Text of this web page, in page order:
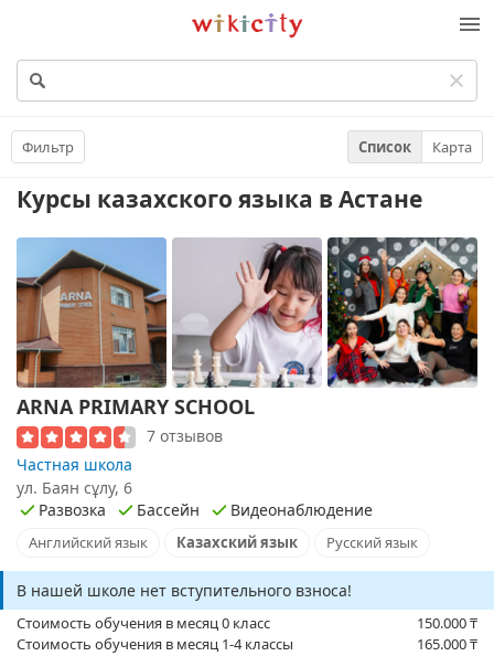
Викисити
Фильтр Список Карта
Курсы казахского языка в Астане
ARNA PRIMARY SCHOOL
7 отзывов
Частная школа
ул. Баян сұлу, 6
Развозка
Бассейн Видеонаблюдение
Английский язык Казахский язык Русский язык
В нашей школе нет вступительного взноса!
Стоимость обучения в месяц 0 класс 150.000₸
Стоимость обучения в месяц 1-4 классы
165.000₸